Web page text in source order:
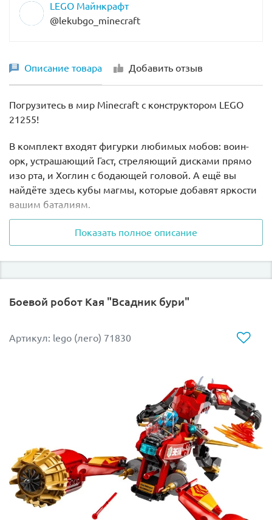
LEGO Майнкрафт
@lekubgo_minecraft
Описание товара Добавить отзыв
Погрузитесь в мир Minecraft с конструктором LEGO
21255!
В комплект входят фигурки любимых мобов: воин-
орк, устрашающий Гаст, стреляющий дисками прямо
изо рта, и Хоглин с бодающей головой. А ещё вы
найдёте здесь кубы магмы, которые добавят яркости
вашим баталиям.
Стройте грибные деревья Багрового леса и скалистые
ландшафты Базальтовых дельт. Каждый элемент этого
набора продуман до мелочей, чтобы вы могли
Показать полное описание
Боевой робот Кая "Всадник бури"
Артикул: lego (лего) 71830